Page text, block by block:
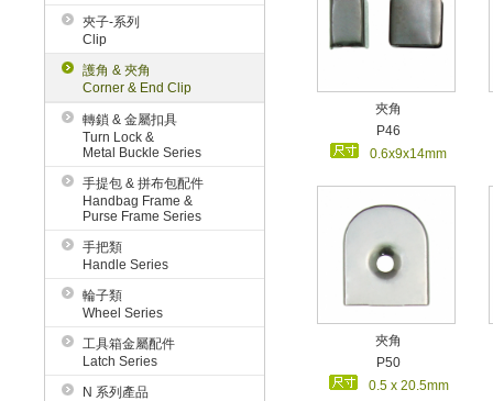
夾子-系列
Clip
護角 & 夾角
Corner & End Clip
轉鎖 & 金屬扣具
Turn Lock &
Metal Buckle Series
手提包 & 拼布包配件
Handbag Frame &
Purse Frame Series
手把類
Handle Series
輪子類
Wheel Series
工具箱金屬配件
Latch Series
N 系列產品
夾角
P46
0.6x9x14mm
夾角
P50
0.5 x 20.5mm